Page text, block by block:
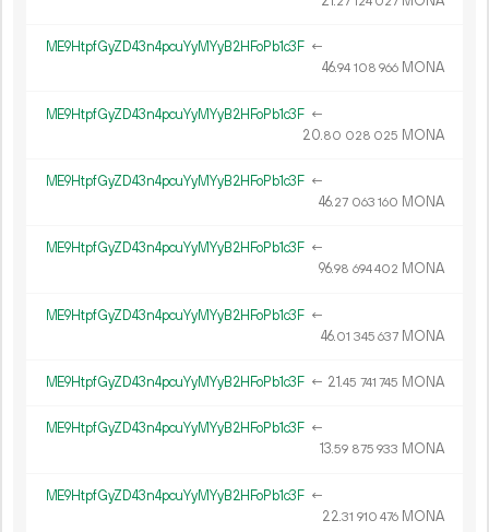
ME9HtpfGyZD43n4pcuYyMYyB2HFoPb1c3F ←
46.94 108 966 MONA
ME9HtpfGyZD43n4pcuYyMYyB2HFoPb1c3F ←
20.80 028 025 MONA
ME9HtpfGyZD43n4pcuYyMYyB2HFoPb1c3F ←
46.27 063 160 MONA
ME9HtpfGyZD43n4pcuYyMYyB2HFoPb1c3F ←
96.98 694402 MONA
ME9HtpfGyZD43n4pcuYyMYyB2HFoPb1c3F ←
46.01 345 637 MONA
ME9HtpfGyZD43n4pcuYyMYyB2HFoPb1c3F ← 21.45 741 745 MONA
ME9HtpfGyZD43n4pcuYyMYyB2HFoPb1c3F ←
13.59 875 933 MONA
ME9HtpfGyZD43n4pcuYyMYyB2HFoPb1c3F ←
22.31 910 476 MONA